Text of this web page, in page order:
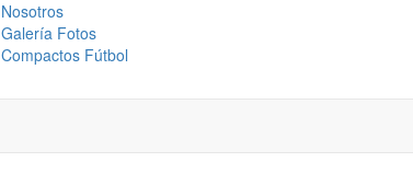
Nosotros
Galería Fotos
Compactos Fútbol